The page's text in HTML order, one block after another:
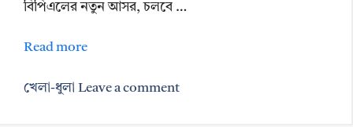
বিপিএলের নতুন আসর, চলবে …
Read more
Categories
খেলা-ধুলা Leave a comment